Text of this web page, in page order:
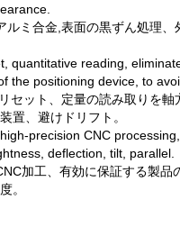
ルミ合金,表面の黒ずん処理、
quantitative reading,
the positioning device, to
セット、定量の読み取りを軸
置、避けドリフト。
precision CNC
deflection, tilt, parallel.
加工、有効に保証する製品
。